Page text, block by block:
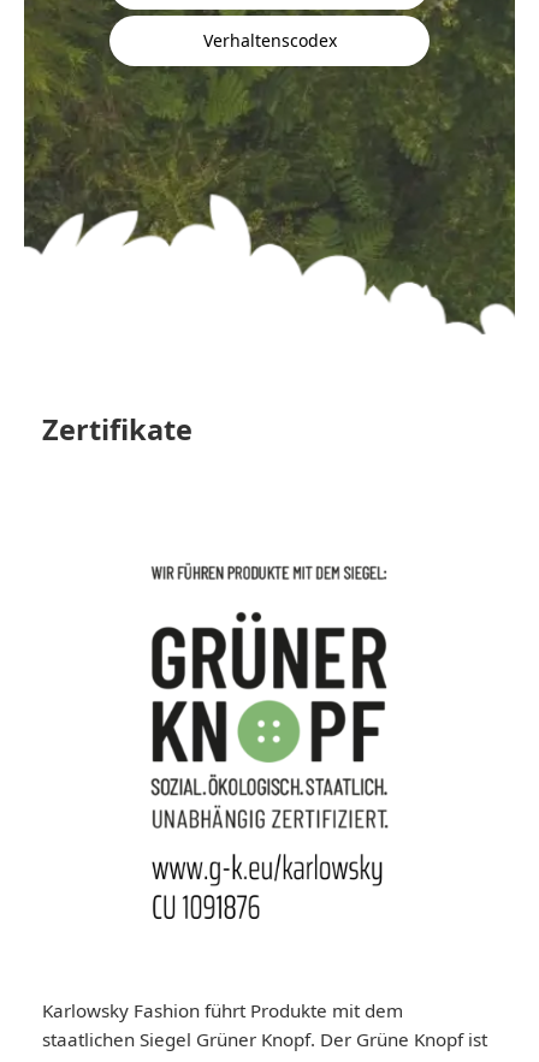
Verhaltenscodex
Zertifikate
Karlowsky Fashion führt Produkte mit dem
staatlichen Siegel Grüner Knopf. Der Grüne Knopf ist